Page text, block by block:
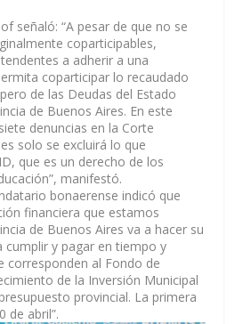
señaló: “A pesar de que no se
coparticipables,
a adherir a una
coparticipar lo recaudado
de las Deudas del Estado
de Buenos Aires. En este
denuncias en la Corte
solo se excluirá lo que
que es un derecho de los
manifestó.
bonaerense indicó que
financiera que estamos
de Buenos Aires va a hacer su
cumplir y pagar en tiempo y
corresponden al Fondo de
de la Inversión Municipal
provincial. La primera
de abril”.